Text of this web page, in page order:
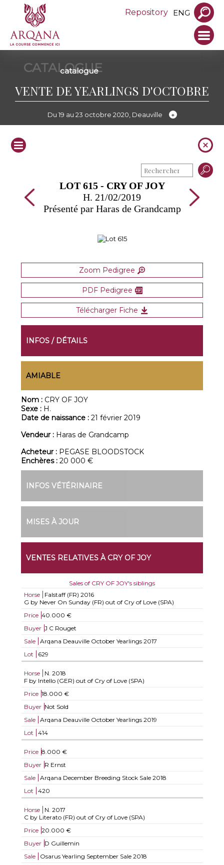
Repository ENG
CATALOGUE
catalogue
VENTE DE YEARLINGS D'OCTOBRE
Du 19 au 23 octobre 2020, Deauville
LOT 615 - CRY OF JOY
H. 21/02/2019
Présenté par Haras de Grandcamp
Zoom Pedigree
PDF Pedigree
Télécharger Fiche
INFOS / DÉTAILS
AMIABLE
Nom : CRY OF JOY
Sexe : H.
Date de naissance :21 février 2019
Vendeur : Haras de Grandcamp
Acheteur : PEGASE BLOODSTOCK
Enchères :20 000 €
INFOS VÉTÉRINAIRE
MISES À JOUR
VENTES RELATIVES À CRY OF JOY
Sales of CRY OF JOY's siblings
Horse
Falstaff (FR) 2016
G by Never On Sunday (FR) out of Cry of Love (SPA)
Price 40.000 €
Buyer J C Rouget
Sale
Arqana Deauville October Yearlings 2017
Lot
629
Horse N. 2018
F by Intello (GER) out of Cry of Love (SPA)
Price 18.000 €
Buyer Not Sold
Sale
Arqana Deauville October Yearlings 2019
Lot
414
Price 8.000 €
Buyer R Ernst
Sale
Arqana December Breeding Stock Sale 2018
Lot
420
Horse N. 2017
C by Literato (FR) out of Cry of Love (SPA)
Price 20.000 €
Buyer D Guillemin
Sale
Osarus Yearling September Sale 2018